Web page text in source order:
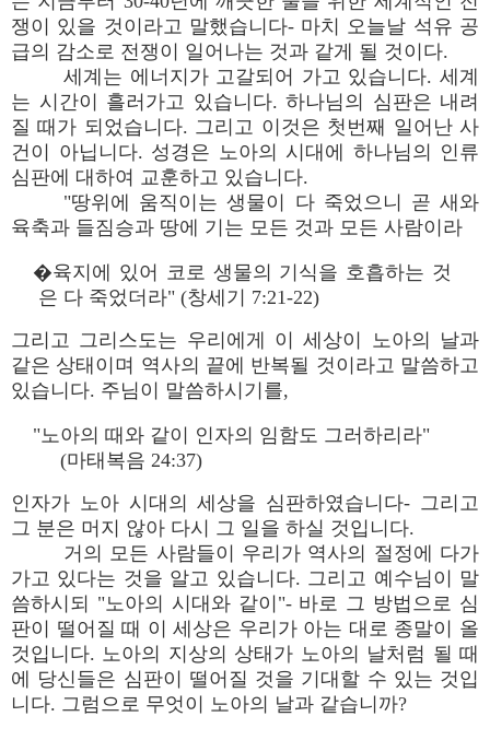
쟁이 있을 것이라고 말했습니다- 마치 오늘날 석유 공
급의 감소로 전쟁이 일어나는 것과 같게 될 것이다.
세계는 에너지가 고갈되어 가고 있습니다. 세계
는 시간이 흘러가고 있습니다. 하나님의 심판은 내려
질 때가 되었습니다. 그리고 이것은 첫번째 일어난 사
건이 아닙니다. 성경은 노아의 시대에 하나님의 인류
심판에 대하여 교훈하고 있습니다.
"땅위에 움직이는 생물이 다 죽었으니 곧 새와
육축과 들짐승과 땅에 기는 모든 것과 모든 사람이라
�육지에 있어 코로 생물의 기식을 호흡하는 것
은 다 죽었더라" (창세기 7:21-22)
그리고 그리스도는 우리에게 이 세상이 노아의 날과
같은 상태이며 역사의 끝에 반복될 것이라고 말씀하고
있습니다. 주님이 말씀하시기를,
"노아의 때와 같이 인자의 임함도 그러하리라"
(마태복음 24:37)
인자가 노아 시대의 세상을 심판하였습니다- 그리고
그 분은 머지 않아 다시 그 일을 하실 것입니다.
거의 모든 사람들이 우리가 역사의 절정에 다가
가고 있다는 것을 알고 있습니다. 그리고 예수님이 말
씀하시되 "노아의 시대와 같이"- 바로 그 방법으로 심
판이 떨어질 때 이 세상은 우리가 아는 대로 종말이 올
것입니다. 노아의 지상의 상태가 노아의 날처럼 될 때
에 당신들은 심판이 떨어질 것을 기대할 수 있는 것입
니다. 그럼으로 무엇이 노아의 날과 같습니까?